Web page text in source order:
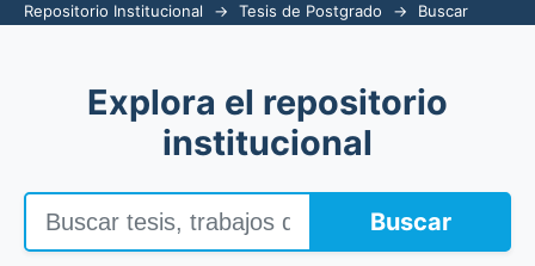
Repositorio Institucional → Tesis de Postgrado → Buscar
Explora el repositorio
institucional
Buscar